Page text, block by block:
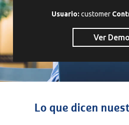
Usuario: customer
Ver Demo
Lo que dicen